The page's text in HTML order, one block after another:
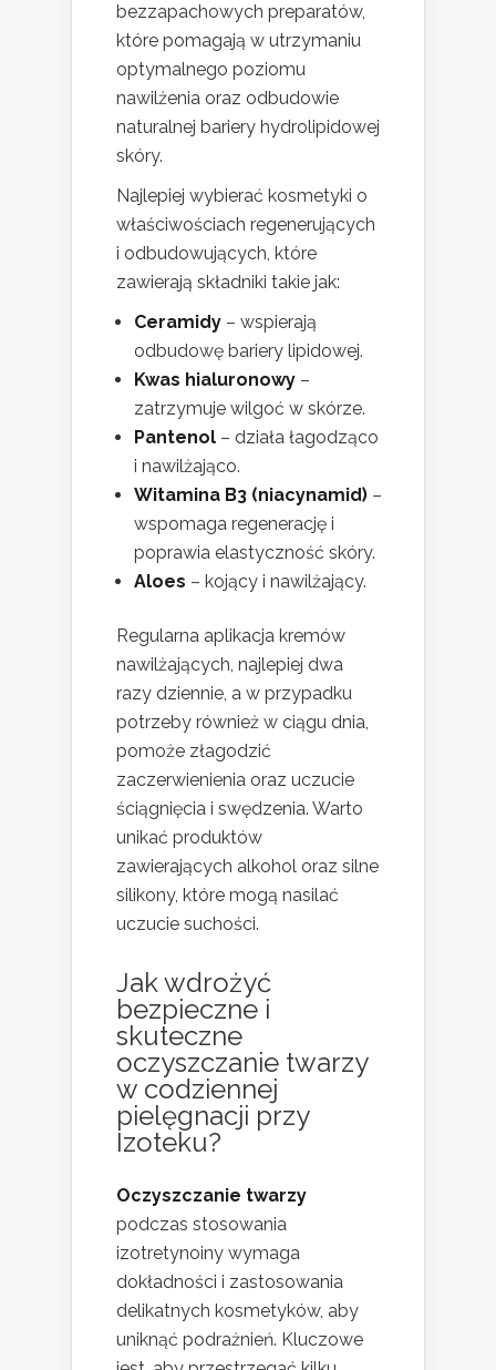
bezzapachowych preparatów,
które pomagają w utrzymaniu
optymalnego poziomu
nawilżenia oraz odbudowie
naturalnej bariery hydrolipidowej
skóry.
Najlepiej wybierać kosmetyki o
właściwościach regenerujących
i odbudowujących, które
zawierają składniki takie jak:
Ceramidy – wspierają
odbudowę bariery lipidowej.
Kwas hialuronowy –
zatrzymuje wilgoć w skórze.
Pantenol – działa łagodząco
i nawilżająco.
Witamina B3 (niacynamid) –
wspomaga regenerację i
poprawia elastyczność skóry.
Aloes – kojący i nawilżający.
Regularna aplikacja kremów
nawilżających, najlepiej dwa
razy dziennie, a w przypadku
potrzeby również w ciągu dnia,
pomoże złagodzić
zaczerwienienia oraz uczucie
ściągnięcia i swędzenia. Warto
unikać produktów
zawierających alkohol oraz silne
silikony, które mogą nasilać
uczucie suchości.
Jak wdrożyć
bezpieczne i
skuteczne
oczyszczanie twarzy
w codziennej
pielęgnacji przy
Izoteku?
Oczyszczanie twarzy
podczas stosowania
izotretynoiny wymaga
dokładności i zastosowania
delikatnych kosmetyków, aby
uniknąć podrażnień. Kluczowe